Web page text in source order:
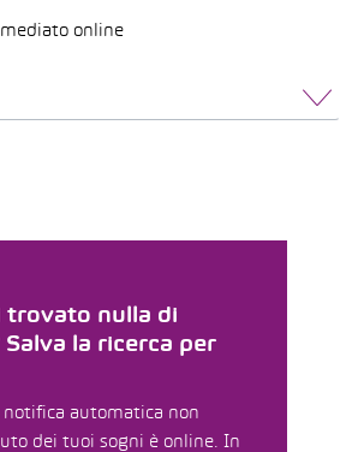
online
trovato nulla di
la ricerca per
notifica automatica non
dei tuoi sogni è online. In